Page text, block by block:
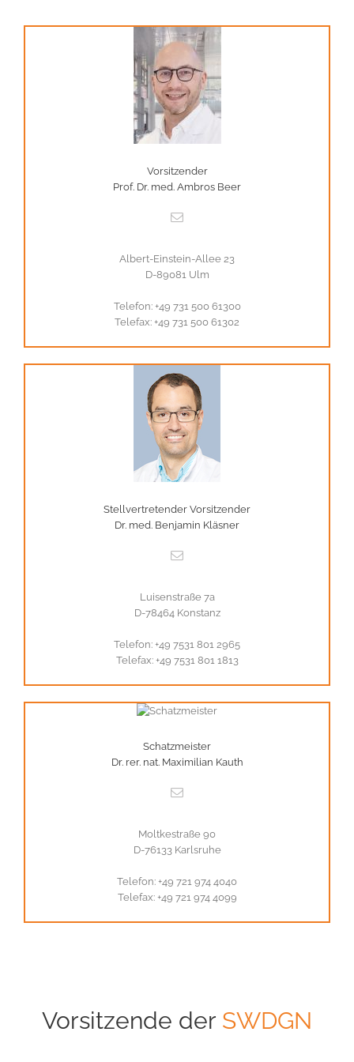
Vorsitzender
Prof. Dr. med. Ambros Beer
Albert-Einstein-Allee 23
D-89081 Ulm
Telefon: +49 731 500 61300
Telefax: +49 731 500 61302
Stellvertretender Vorsitzender
Dr. med. Benjamin Kläsner
Luisenstraße 7a
D-78464 Konstanz
Telefon: +49 7531 801 2965
Telefax: +49 7531 801 1813
Schatzmeister
Dr. rer. nat. Maximilian Kauth
Moltkestraße 90
D-76133 Karlsruhe
Telefon: +49 721 974 4040
Telefax: +49 721 974 4099
Vorsitzende der SWDGN